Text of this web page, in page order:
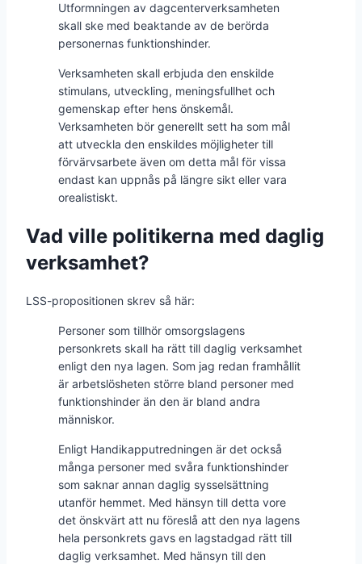
Utformningen av dagcenterverksamheten
skall ske med beaktande av de berörda
personernas funktionshinder.
Verksamheten skall erbjuda den enskilde
stimulans, utveckling, meningsfullhet och
gemenskap efter hens önskemål.
Verksamheten bör generellt sett ha som mål
att utveckla den enskildes möjligheter till
förvärvsarbete även om detta mål för vissa
endast kan uppnås på längre sikt eller vara
orealistiskt.
Vad ville politikerna med daglig
verksamhet?
LSS-propositionen skrev så här:
Personer som tillhör omsorgslagens
personkrets skall ha rätt till daglig verksamhet
enligt den nya lagen. Som jag redan framhållit
är arbetslösheten större bland personer med
funktionshinder än den är bland andra
människor.
Enligt Handikapputredningen är det också
många personer med svåra funktionshinder
som saknar annan daglig sysselsättning
utanför hemmet. Med hänsyn till detta vore
det önskvärt att nu föreslå att den nya lagens
hela personkrets gavs en lagstadgad rätt till
daglig verksamhet. Med hänsyn till den